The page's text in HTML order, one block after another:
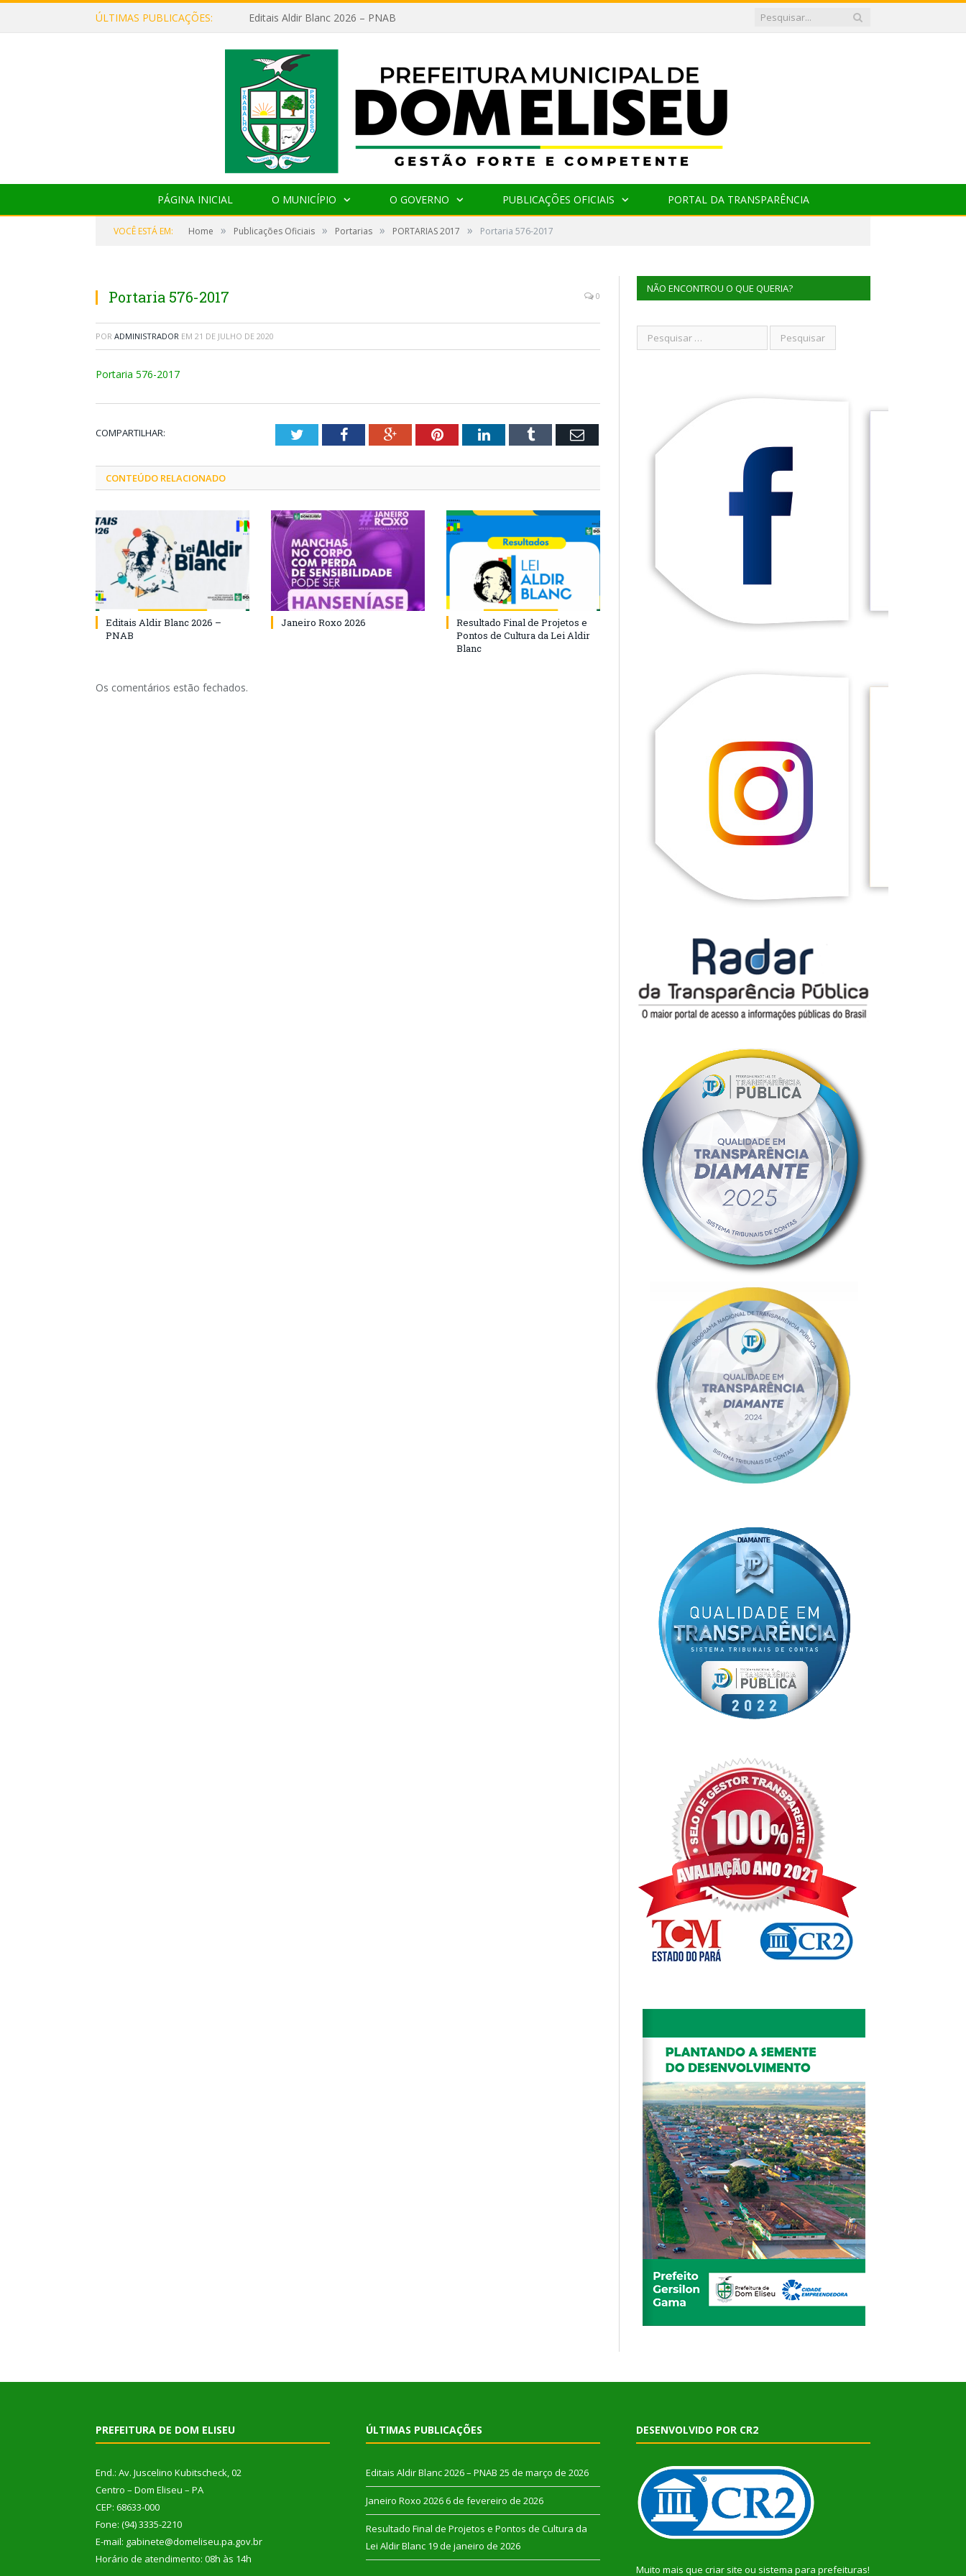
ÚLTIMAS PUBLICAÇÕES: Editais Aldir Blanc 2026 – PNAB
PÁGINA INICIAL O MUNICÍPIO O GOVERNO PUBLICAÇÕES OFICIAIS PORTAL DA TRANSPARÊNCIA
VOCÊ ESTÁ EM: Home » Publicações Oficiais » Portarias » PORTARIAS 2017 » Portaria 576-2017
Portaria 576-2017 0
POR ADMINISTRADOR EM 21 DE JULHO DE 2020
Portaria 576-2017
COMPARTILHAR: TwitterFacebookGoogle+PinterestLinkedInTumblr Email
CONTEÚDO RELACIONADO
Editais Aldir Blanc 2026 –
PNAB
Janeiro Roxo 2026
Resultado Final de Projetos e
Pontos de Cultura da Lei Aldir
Blanc
Os comentários estão fechados.
NÃO ENCONTROU O QUE QUERIA?
PREFEITURA DE DOM ELISEU
End.: Av. Juscelino Kubitscheck, 02
Centro – Dom Eliseu – PA
CEP: 68633-000
Fone: (94) 3335-2210
E-mail: gabinete@domeliseu.pa.gov.br
Horário de atendimento: 08h às 14h
ÚLTIMAS PUBLICAÇÕES
Editais Aldir Blanc 2026 – PNAB 25 de março de 2026
Janeiro Roxo 2026 6 de fevereiro de 2026
Resultado Final de Projetos e Pontos de Cultura da
Lei Aldir Blanc 19 de janeiro de 2026
DESENVOLVIDO POR CR2
Muito mais que criar site ou sistema para prefeituras!